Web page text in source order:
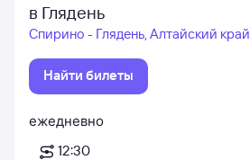
в Глядень
Спирино - Глядень, Алтайский край
Найти билеты
ежедневно
12:30